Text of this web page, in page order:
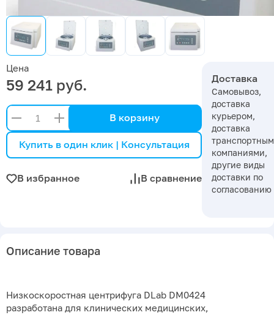
Цена
59 241 руб.
В корзину
Купить в один клик | Консультация
В избранное В сравнение
Доставка
Самовывоз,
доставка
курьером,
доставка
компаниями,
другие виды
доставки по
согласованию
Описание товара
Низкоскоростная центрифуга DLab DM0424
разработана для клинических медицинских,